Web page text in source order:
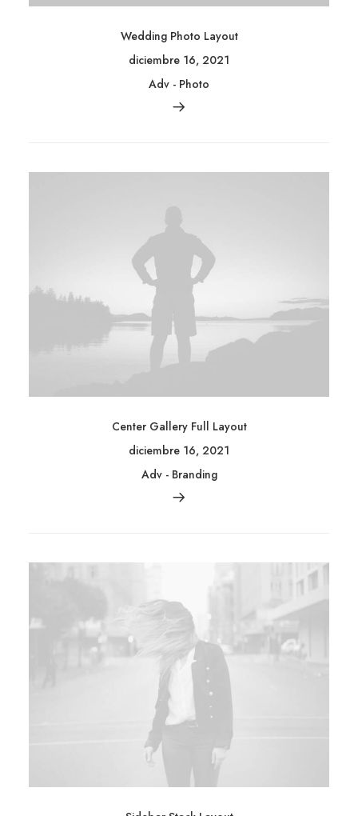
Wedding Photo Layout
diciembre 16, 2021
Adv - Photo
Center Gallery Full Layout
diciembre 16, 2021
Adv- Branding